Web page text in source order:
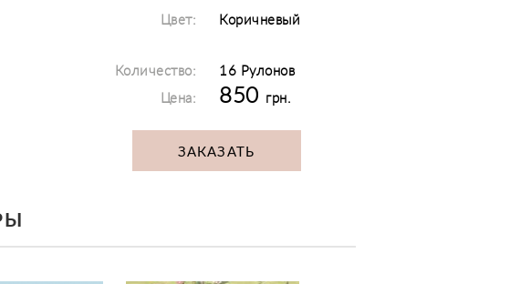
Цвет: Коричневый
Количество:
16 Рулонов
Цена:
850 грн.
ЗАКАЗАТЬ